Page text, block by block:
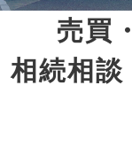
売買
相続相